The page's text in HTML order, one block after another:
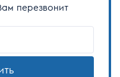
перезвонит